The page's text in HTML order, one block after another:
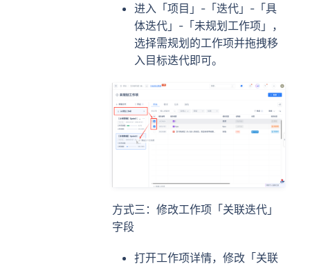
进入「项目」-「迭代」-「具
体迭代」-「未规划工作项」，
选择需规划的工作项并拖拽移
入目标迭代即可。
方式三：修改工作项「关联迭代」
字段
打开工作项详情，修改「关联